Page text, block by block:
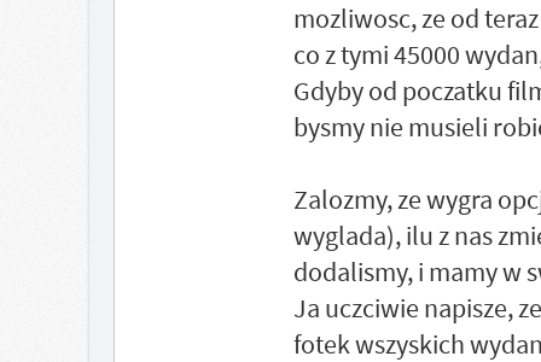
mozliwosc, ze od
co z tymi 45000
Gdyby od poczatku
bysmy nie musieli
Zalozmy, ze wygra
wyglada), ilu z nas
dodalismy, i mamy w
Ja uczciwie napisze,
fotek wszyskich